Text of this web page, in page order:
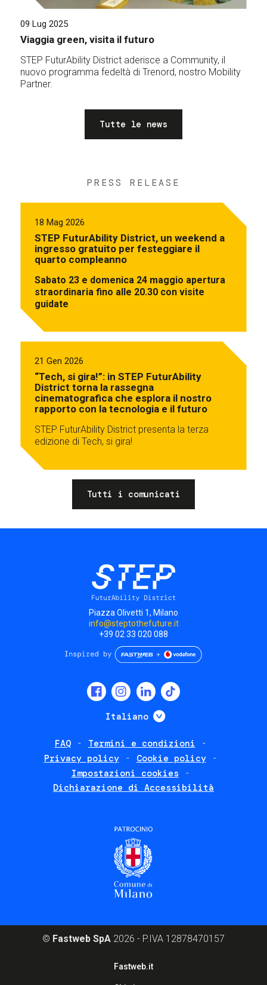
09 Lug 2025
Viaggia green, visita il futuro
STEP FuturAbility District aderisce a Community, il
nuovo programma fedeltà di Trenord, nostro Mobility
Partner.
Tutte le news
PRESS RELEASE
18 Mag 2026
STEP FuturAbility District, un weekend a
ingresso gratuito per festeggiare il
quarto compleanno
Sabato 23 e domenica 24 maggio apertura
straordinaria fino alle 20.30 con visite
guidate
21 Gen 2026
“Tech, si gira!”: in STEP FuturAbility
District torna la rassegna
cinematografica che esplora il nostro
rapporto con la tecnologia e il futuro
STEP FuturAbility District presenta la terza
edizione di Tech, si gira!
Tutti i comunicati
Piazza Olivetti 1, Milano
info@steptothefuture.it
+39 02 33 020 088
Italiano Mostra ulteriori
FAQ
Termini e condizioni
Privacy policy
Cookie policy
Impostazioni cookies
Dichiarazione di Accessibilità
© Fastweb SpA 2026 - P.IVA 12878470157
Fastweb.it